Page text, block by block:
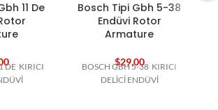
11 De
DE KIRICI
Bosch Tipi Gbh 5-38
Endüvi Rotor
Armature
$29,00
BOSCH GBH 5-38 KIRICI
DELİCİ ENDÜVİ